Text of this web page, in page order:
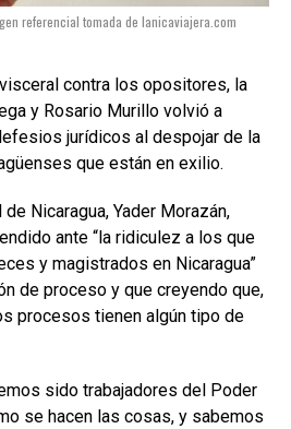
referencial tomada de lanicaviajera.com
contra los opositores, la
y Rosario Murillo volvió a
jurídicos al despojar de la
que están en exilio.
Nicaragua, Yader Morazán,
ante “la ridiculez a los que
y magistrados en Nicaragua”
de proceso y que creyendo que,
procesos tienen algún tipo de
sido trabajadores del Poder
se hacen las cosas, y sabemos